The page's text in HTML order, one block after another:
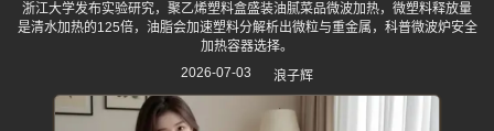
浙江大学发布实验研究，聚乙烯塑料盒盛装油腻菜品微波加热，微塑料释放量
是清水加热的125倍，油脂会加速塑料分解析出微粒与重金属，科普微波炉安全
加热容器选择。
2026-07-03
浪子辉